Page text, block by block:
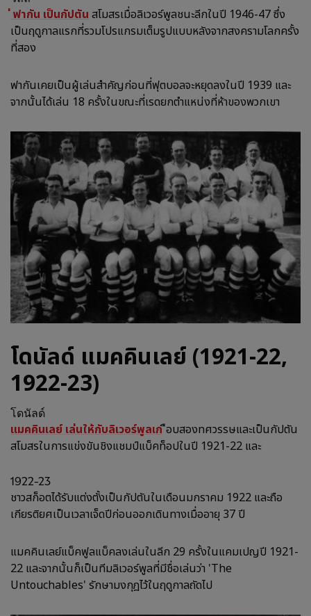
่ ฟากัน เป็นกัปตัน สโมสรเมื่อลิเวอร์พูลชนะลีกในปี 1946-47 ซึ่ง
เป็นฤดูกาลแรกที่รวมโปรแกรมเต็มรูปแบบหลังจากสงครามโลกครั้ง
ที่สอง
ฟากันเคยเป็นผู้เล่นสำคัญก่อนที่ฟุตบอลจะหยุดลงในปี 1939 และ
จากนั้นได้เล่น 18 ครั้งในขณะที่เรดยกตำแหน่งที่ห้าของพวกเขา
โดนัลด์ แมคคินเลย์ (1921-22,
1922-23)
โดนัลด์
แมคคินเลย์ เล่นให้กับลิเวอร์พูลเกือบสองทศวรรษและเป็นกัปตัน
สโมสรในการแข่งขันชิงแชมป์แบ็คท็อปในปี 1921-22 และ
1922-23
ชาวสก็อตได้รับแต่งตั้งเป็นกัปตันในเดือนมกราคม 1922 และถือ
เกียรติยศเป็นเวลาเจ็ดปีก่อนออกเดินทางเมื่ออายุ 37 ปี
แมคคินเลย์แบ็คฟูลแบ็คลงเล่นในลีก 29 ครั้งในแคมเปญปี 1921-
22 และจากนั้นก็เป็นทีมลิเวอร์พูลที่มีชื่อเล่นว่า 'The
Untouchables' รักษามงกุฎไว้ในฤดูกาลถัดไป